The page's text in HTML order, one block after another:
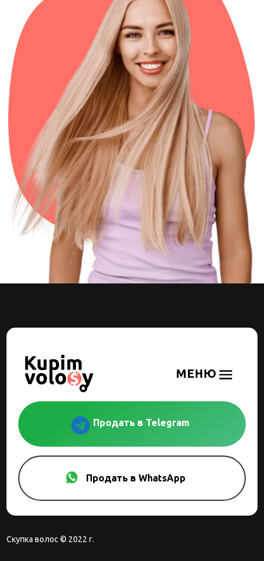
 Продать в Telegram
Продать в WhatsApp
Скупка волос © 2022 г.